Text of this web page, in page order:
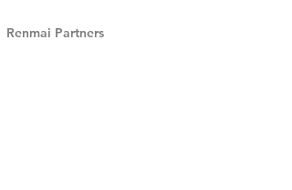
Renmai Partners